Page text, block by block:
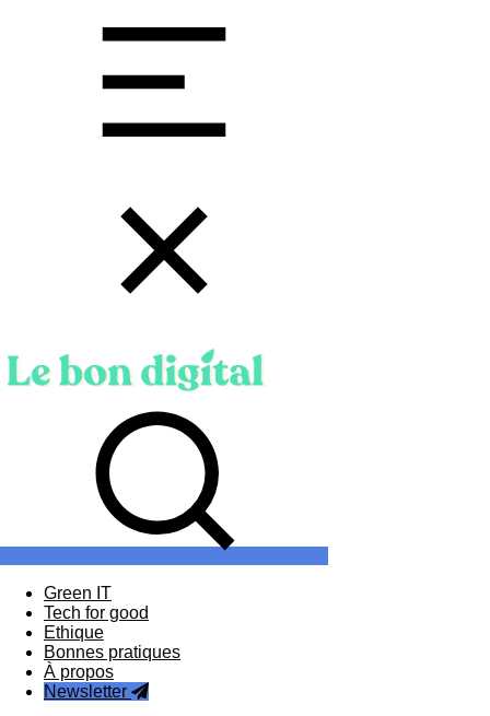
Green IT
Tech for good
Ethique
Bonnes pratiques
À propos
Newsletter